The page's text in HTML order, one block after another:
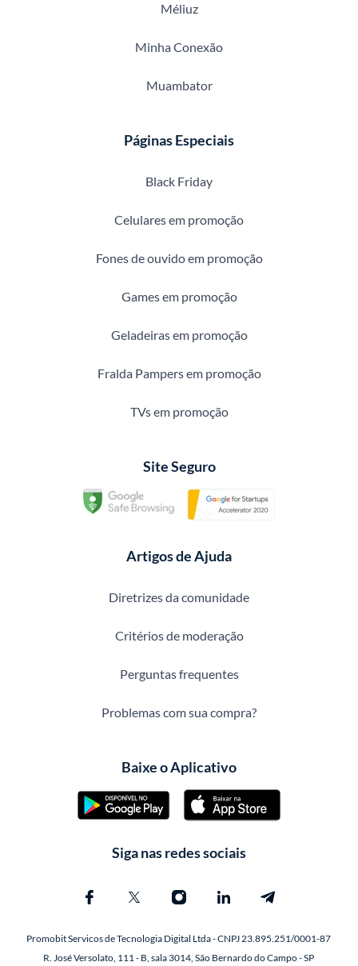
Méliuz
Minha Conexão
Muambator
Páginas Especiais
Black Friday
Celulares em promoção
Fones de ouvido em promoção
Games em promoção
Geladeiras em promoção
Fralda Pampers em promoção
TVs em promoção
Site Seguro
Artigos de Ajuda
Diretrizes da comunidade
Critérios de moderação
Perguntas frequentes
Problemas com sua compra?
Baixe o Aplicativo
Siga nas redes sociais
Promobit Servicos de Tecnologia Digital Ltda - CNPJ 23.895.251/0001-87
R. José Versolato, 111 - B, sala 3014, São Bernardo do Campo - SP